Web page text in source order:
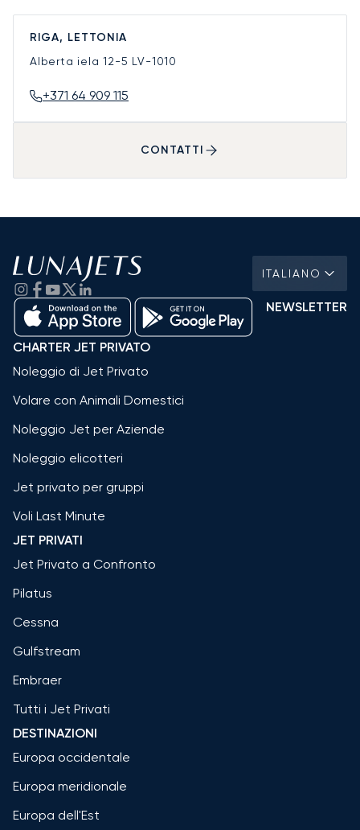
RIGA, LETTONIA
Alberta iela 12-5 LV-1010
+371 64 909 115
CONTATTI
ITALIANO
NEWSLETTER
CHARTER JET PRIVATO
Noleggio di Jet Privato
Volare con Animali Domestici
Noleggio Jet per Aziende
Noleggio elicotteri
Jet privato per gruppi
Voli Last Minute
JET PRIVATI
Jet Privato a Confronto
Pilatus
Cessna
Gulfstream
Embraer
Tutti i Jet Privati
DESTINAZIONI
Europa occidentale
Europa meridionale
Europa dell'Est